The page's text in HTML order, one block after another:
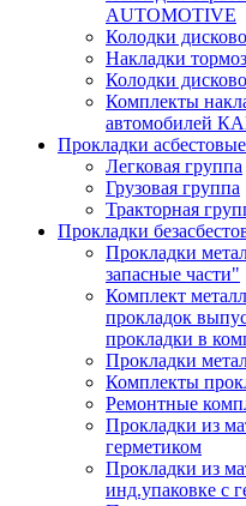
AUTOMOTIVE
Колодки
Накладки
Колодки
Комплекты
автомобилей
Прокладки
Легковая группа
Грузовая группа
Тракторная
Прокладки
Прокладки
запасные части"
Комплект
прокладок
прокладки в
Прокладки
Комплекты
Ремонтные
Прокладки из
герметиком
Прокладки из
инд.упаковке с